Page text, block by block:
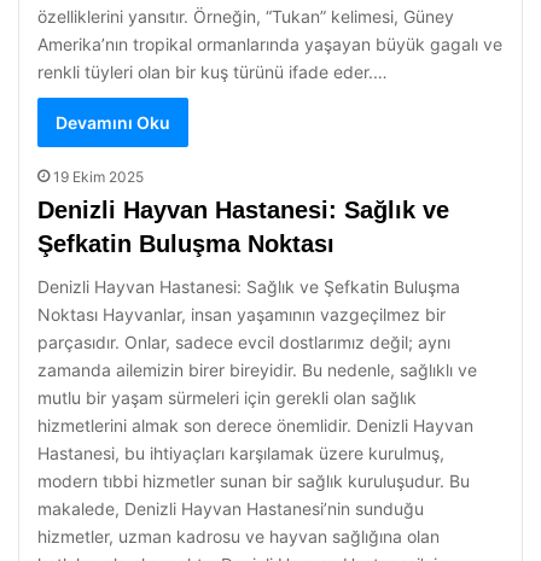
özelliklerini yansıtır. Örneğin, “Tukan” kelimesi, Güney
Amerika’nın tropikal ormanlarında yaşayan büyük gagalı ve
renkli tüyleri olan bir kuş türünü ifade eder.…
Devamını Oku
19 Ekim 2025
Denizli Hayvan Hastanesi: Sağlık ve
Şefkatin Buluşma Noktası
Denizli Hayvan Hastanesi: Sağlık ve Şefkatin Buluşma
Noktası Hayvanlar, insan yaşamının vazgeçilmez bir
parçasıdır. Onlar, sadece evcil dostlarımız değil; aynı
zamanda ailemizin birer bireyidir. Bu nedenle, sağlıklı ve
mutlu bir yaşam sürmeleri için gerekli olan sağlık
hizmetlerini almak son derece önemlidir. Denizli Hayvan
Hastanesi, bu ihtiyaçları karşılamak üzere kurulmuş,
modern tıbbi hizmetler sunan bir sağlık kuruluşudur. Bu
makalede, Denizli Hayvan Hastanesi’nin sunduğu
hizmetler, uzman kadrosu ve hayvan sağlığına olan